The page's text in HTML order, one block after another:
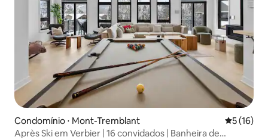
Condomínio ⋅ Mont-Tremblant 5 de uma
5 (16)
Après Ski em Verbier | 16 convidados | Banheira de